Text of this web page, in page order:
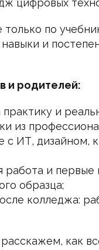
только по
и
и родителей:
и
из
с ИТ,
работа и
образца;
колледжа:
как